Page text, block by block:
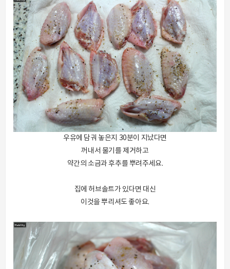
우유에 담궈 놓은지 30분이 지났다면
꺼내서 물기를 제거하고
약간의 소금과 후추를 뿌려주세요.
집에 허브솔트가 있다면 대신
이것을 뿌리셔도 좋아요.